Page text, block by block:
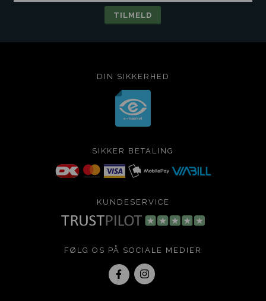
DIN SIKKERHED
SIKKER BETALING
KUNDESERVICE
FØLG OS PÅ SOCIALE MEDIER